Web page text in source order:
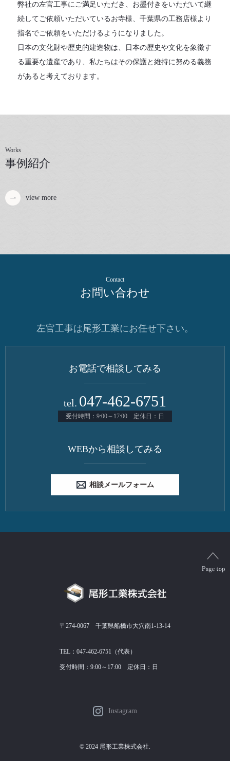
弊社の左官工事にご満足いただき、お墨付きをいただいて継
続してご依頼いただいているお寺様、千葉県の工務店様より
指名でご依頼をいただけるようになりました。
日本の文化財や歴史的建造物は、日本の歴史や文化を象徴す
る重要な遺産であり、私たちはその保護と維持に努める義務
があると考えております。
Works
事例紹介
view more
Contact
お問い合わせ
左官工事は尾形工業にお任せ下さい。
お電話で相談してみる
tel. 047-462-6751
受付時間：9:00～17:00 定休日：日
WEBから相談してみる
相談メールフォーム
〒274-0067 千葉県船橋市大穴南1-13-14
TEL：047-462-6751（代表）
受付時間：9:00～17:00 定休日：日
Instagram
© 2024 尾形工業株式会社.